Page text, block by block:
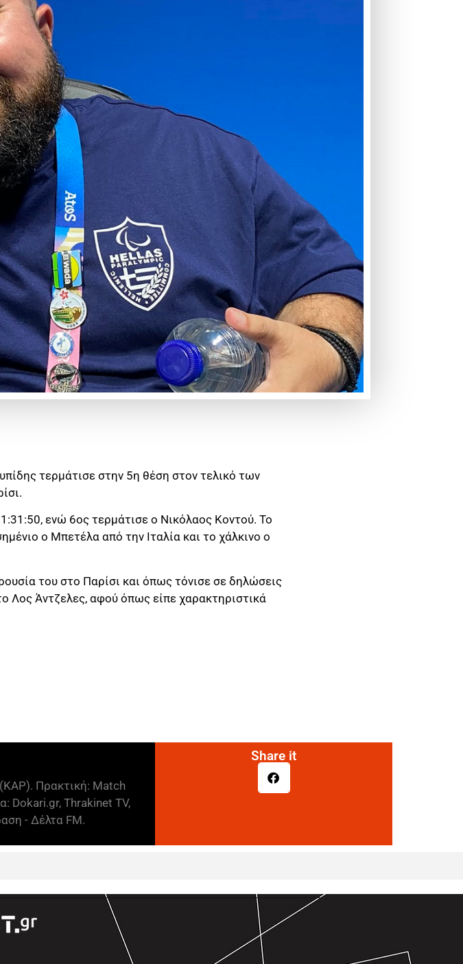
τερμάτισε στην 5η θέση στον τελικό των
ενώ 6ος τερμάτισε ο Νικόλαος Κοντού. Το
ο Μπετέλα από την Ιταλία και το χάλκινο ο
του στο Παρίσι και όπως τόνισε σε δηλώσεις
Λος Άντζελες, αφού όπως είπε χαρακτηριστικά
Πρακτική: Match
Dokari.gr, Thrakinet TV,
- Δέλτα FM.
Share it